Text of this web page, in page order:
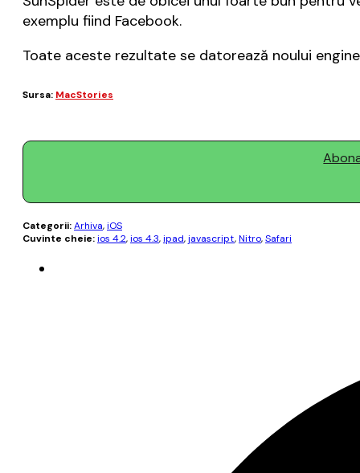
exemplu fiind Facebook.
Toate aceste rezultate se datorează noului
Sursa: MacStories
Categorii:Arhiva,iOS
Cuvinte cheie:ios 4.2,ios 4.3,ipad,javascript,Nitro,Safari